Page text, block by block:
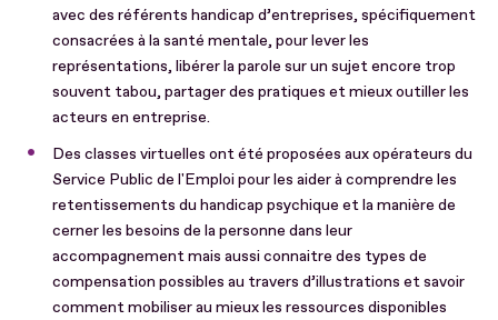
avec des référents handicap d’entreprises, spécifiquement
consacrées à la santé mentale, pour lever les
représentations, libérer la parole sur un sujet encore trop
souvent tabou, partager des pratiques et mieux outiller les
acteurs en entreprise.
Des classes virtuelles ont été proposées aux opérateurs du
Service Public de l'Emploi pour les aider à comprendre les
retentissements du handicap psychique et la manière de
cerner les besoins de la personne dans leur
accompagnement mais aussi connaitre des types de
compensation possibles au travers d’illustrations et savoir
comment mobiliser au mieux les ressources disponibles